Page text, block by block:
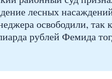
лесных
освободили,
рублей Фемида